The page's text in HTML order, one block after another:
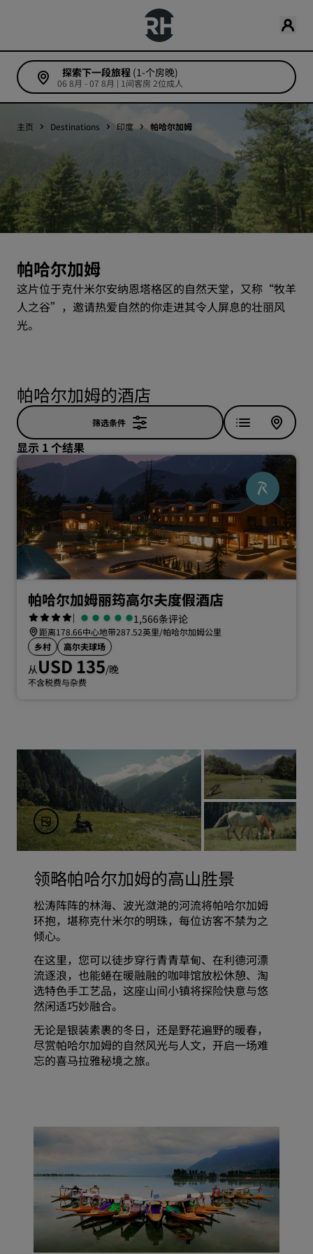
探索下一段旅程 (1-个房晚)
06 8月 - 07 8月 | 1间客房 2位成人
主页 Destinations 印度 帕哈尔加姆
帕哈尔加姆
这片位于克什米尔安纳恩塔格区的自然天堂，又称“牧羊
人之谷”，邀请热爱自然的你走进其令人屏息的壮丽风
光。
帕哈尔加姆的酒店
筛选条件
显示 1 个结果
帕哈尔加姆丽筠高尔夫度假酒店
| 1,566条评论
距离178.66中心地带287.52英里/帕哈尔加姆公里
乡村
高尔夫球场
从USD 135/晚
不含税费与杂费
领略帕哈尔加姆的高山胜景
松涛阵阵的林海、波光潋滟的河流将帕哈尔加姆
环抱，堪称克什米尔的明珠，每位访客不禁为之
倾心。
在这里，您可以徒步穿行青青草甸、在利德河漂
流逐浪，也能蜷在暖融融的咖啡馆放松休憩、淘
选特色手工艺品，这座山间小镇将探险快意与悠
然闲适巧妙融合。
无论是银装素裹的冬日，还是野花遍野的暖春，
尽赏帕哈尔加姆的自然风光与人文，开启一场难
忘的喜马拉雅秘境之旅。